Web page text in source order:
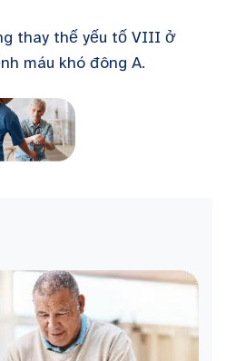
thay thế yếu tố VIII ở
máu khó đông A.